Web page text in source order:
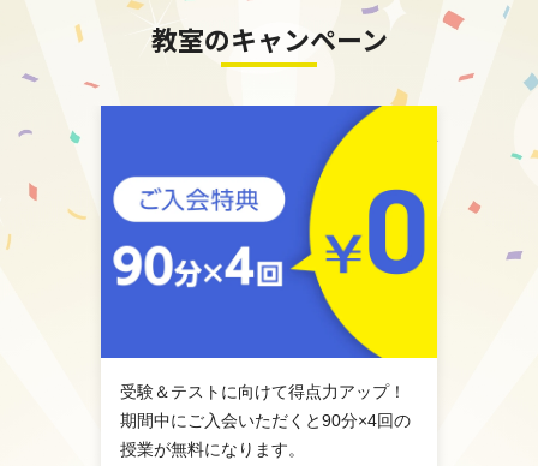
教室のキャンペーン
受験＆テストに向けて得点力アップ！
期間中にご入会いただくと90分×4回の
授業が無料になります。